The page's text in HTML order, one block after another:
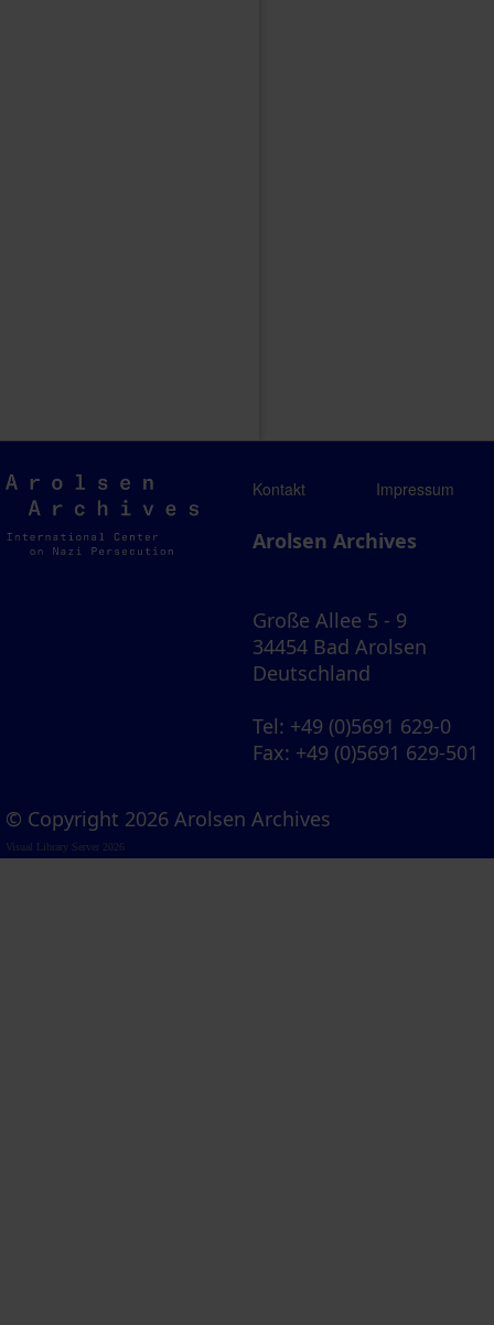
Arolsen
Archives
Kontakt Impressum
Arolsen Archives
Große Allee 5 - 9
34454 Bad Arolsen
Deutschland
Tel: +49 (0)5691 629-0
Fax: +49 (0)5691 629-501
© Copyright 2026 Arolsen Archives
Visual Library Server 2026